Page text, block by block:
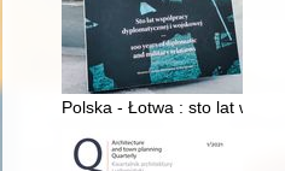
Polska - Łotwa : sto lat